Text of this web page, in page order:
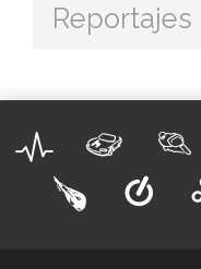
Reportajes